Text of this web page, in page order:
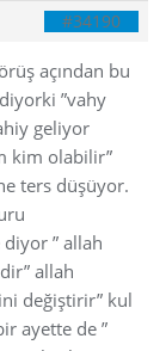
#34190
açından bu
”vahy
geliyor
kim olabilir”
ters düşüyor.
” allah
allah
değiştirir” kul
ayette de ”